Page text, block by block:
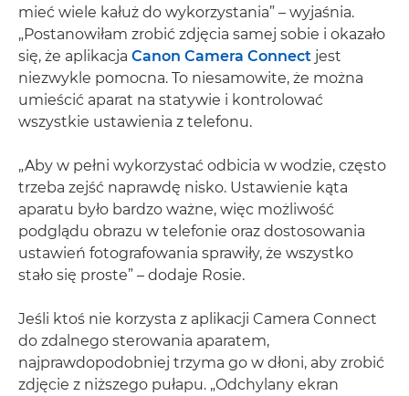
mieć wiele kałuż do wykorzystania” – wyjaśnia.
„Postanowiłam zrobić zdjęcia samej sobie i okazało
się, że aplikacja Canon Camera Connect jest
niezwykle pomocna. To niesamowite, że można
umieścić aparat na statywie i kontrolować
wszystkie ustawienia z telefonu.
„Aby w pełni wykorzystać odbicia w wodzie, często
trzeba zejść naprawdę nisko. Ustawienie kąta
aparatu było bardzo ważne, więc możliwość
podglądu obrazu w telefonie oraz dostosowania
ustawień fotografowania sprawiły, że wszystko
stało się proste” – dodaje Rosie.
Jeśli ktoś nie korzysta z aplikacji Camera Connect
do zdalnego sterowania aparatem,
najprawdopodobniej trzyma go w dłoni, aby zrobić
zdjęcie z niższego pułapu. „Odchylany ekran